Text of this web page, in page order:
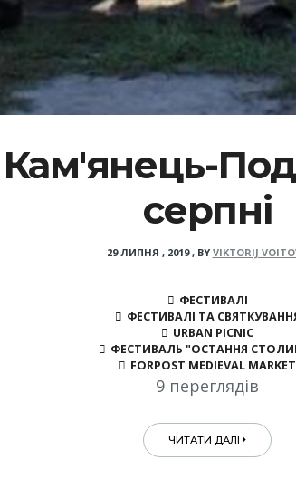
серпні
29 ЛИПНЯ , 2019, BY VIKTORIJ
ФЕСТИВАЛІ
ФЕСТИВАЛІ ТА
URBAN PICNIC
ФЕСТИВАЛЬ "ОСТАННЯ
FORPOST MEDIEVAL MARKET
9 переглядів
ЧИТАТИ ДАЛІ